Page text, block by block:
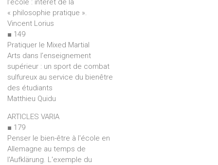
l’école : intérêt de la
« philosophie pratique ».
Vincent Lorius
■ 149
Pratiquer le Mixed Martial
Arts dans l’enseignement
supérieur : un sport de combat
sulfureux au service du bienêtre
des étudiants
Matthieu Quidu
ARTICLES VARIA
■ 179
Penser le bien-être à l'école en
Allemagne au temps de
l'Aufklärung. L'exemple du